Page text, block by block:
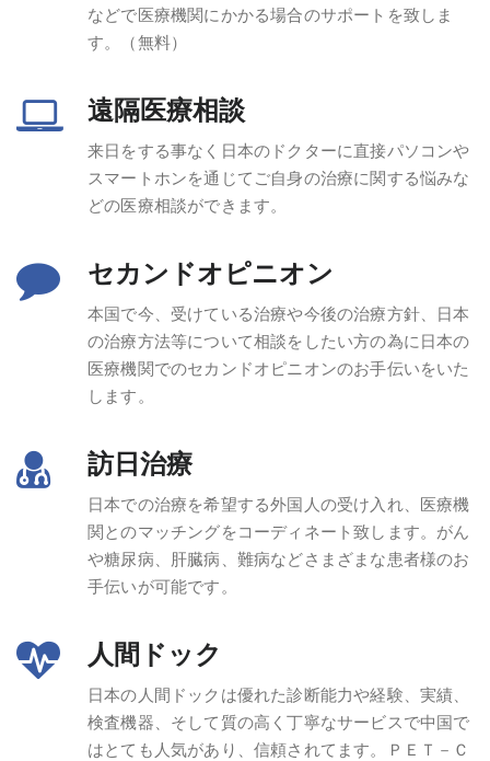
などで医療機関にかかる場合のサポートを致しま
す。（無料）
遠隔医療相談
来日をする事なく日本のドクターに直接パソコンや
スマートホンを通じてご自身の治療に関する悩みな
どの医療相談ができます。
セカンドオピニオン
本国で今、受けている治療や今後の治療方針、日本
の治療方法等について相談をしたい方の為に日本の
医療機関でのセカンドオピニオンのお手伝いをいた
します。
訪日治療
日本での治療を希望する外国人の受け入れ、医療機
関とのマッチングをコーディネート致します。がん
や糖尿病、肝臓病、難病などさまざまな患者様のお
手伝いが可能です。
人間ドック
日本の人間ドックは優れた診断能力や経験、実績、
検査機器、そして質の高く丁寧なサービスで中国で
はとても人気があり、信頼されてます。ＰＥＴ－Ｃ